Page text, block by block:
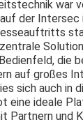
war
der Intersec
die
auf großes
sich auch in
eine ideale
Partnern und